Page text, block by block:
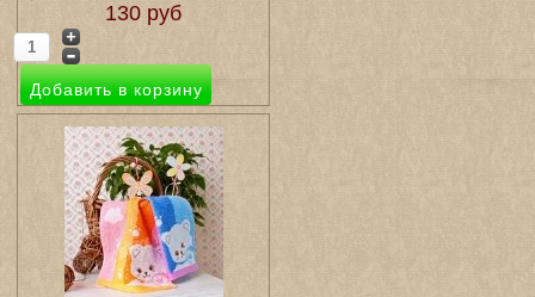
130 руб